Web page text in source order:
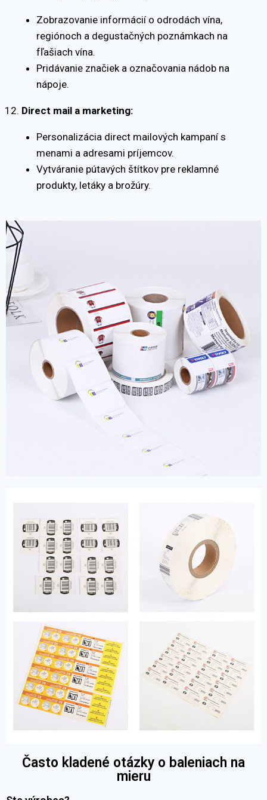
Zobrazovanie informácií o odrodách vína,
regiónoch a degustačných poznámkach na
fľašiach vína.
Pridávanie značiek a označovania nádob na
nápoje.
Direct mail a marketing:
Personalizácia direct mailových kampaní s
menami a adresami príjemcov.
Vytváranie pútavých štítkov pre reklamné
produkty, letáky a brožúry.
Často kladené otázky o baleniach na
mieru